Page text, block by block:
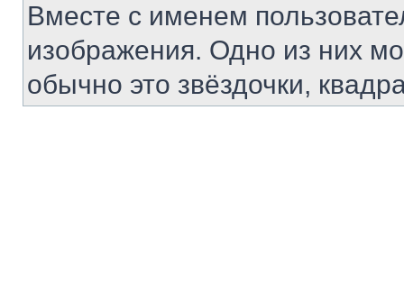
Вместе с именем
изображения. Одно из них
обычно это звёздочки,